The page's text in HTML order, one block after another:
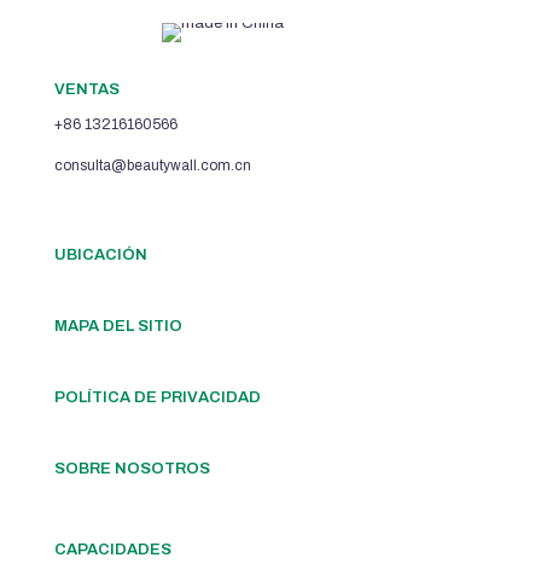
VENTAS
+86 13216160566
consulta@beautywall.com.cn
UBICACIÓN
MAPA DEL SITIO
POLÍTICA DE PRIVACIDAD
SOBRE NOSOTROS
CAPACIDADES